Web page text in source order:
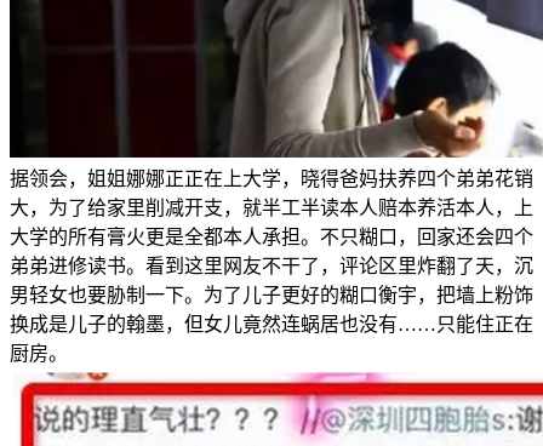
据领会，姐姐娜娜正正在上大学，晓得爸妈扶养四个弟弟花销
大，为了给家里削减开支，就半工半读本人赔本养活本人，上
大学的所有膏火更是全都本人承担。不只糊口，回家还会四个
弟弟进修读书。看到这里网友不干了，评论区里炸翻了天，沉
男轻女也要胁制一下。为了儿子更好的糊口衡宇，把墙上粉饰
换成是儿子的翰墨，但女儿竟然连蜗居也没有……只能住正在
厨房。